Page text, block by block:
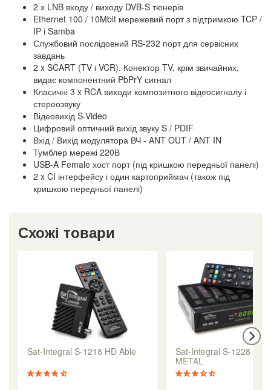
2 х LNB входу / виходу DVB-S тюнерів
Ethernet 100 / 10Mbit мережевий порт з підтримкою TCP /
IP і Samba
Службовий послідовний RS-232 порт для сервісних
завдань
2 x SCART (TV і VCR). Конектор TV, крім звичайних,
видає компонентний PbPrY сигнал
Класичні 3 x RCA виходи композитного відеосигналу і
стереозвуку
Відеовихід S-Video
Цифровий оптичний вихід звуку S / PDIF
Вхід / Вихід модулятора ВЧ - ANT OUT / ANT IN
Тумблер мережі 220В
USB-A Female хост порт (під кришкою передньої панелі)
2 x CI інтерфейсу і один картоприймач (також під
кришкою передньої панелі)
Схожі товари
Sat-Integral S-1218 HD Able
Sat-Integral S-1228 HD
METAL